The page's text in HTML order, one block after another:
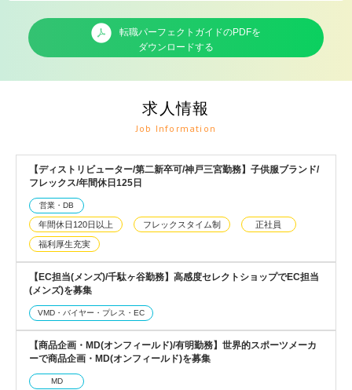
転職パーフェクトガイドのPDFを
ダウンロードする
求人情報
Job Information
【ディストリビューター/第二新卒可/神戸三宮勤務】子供服ブランド/
フレックス/年間休日125日
営業・DB
年間休日120日以上 フレックスタイム制 正社員
福利厚生充実
【EC担当(メンズ)/千駄ヶ谷勤務】高感度セレクトショップでEC担当
(メンズ)を募集
VMD・バイヤー・プレス・EC
【商品企画・MD(オンフィールド)/有明勤務】世界的スポーツメーカ
ーで商品企画・MD(オンフィールド)を募集
MD